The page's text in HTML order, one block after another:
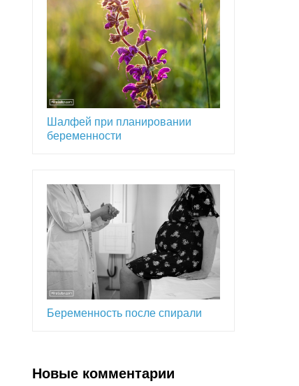
Шалфей при планировании
беременности
Беременность после спирали
Новые комментарии